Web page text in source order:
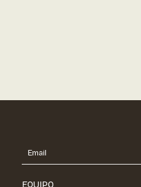
Email
EQUIPO